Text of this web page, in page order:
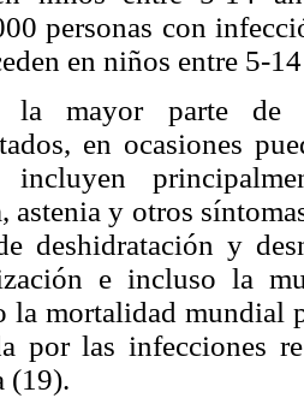
personas con
en niños entre 5-
la mayor parte de
en ocasiones
astenia y otros
deshidratación y
e incluso la
la mortalidad mundial
por las infecciones
(19).